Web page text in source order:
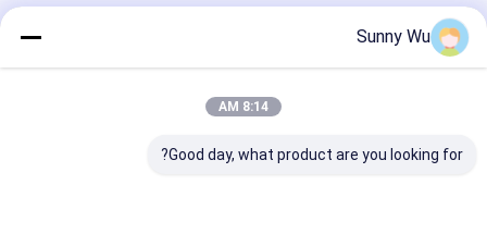
المنتجات الموصى بها
Sunny Wu
8:14 AM
Good day, what product are you looking for?